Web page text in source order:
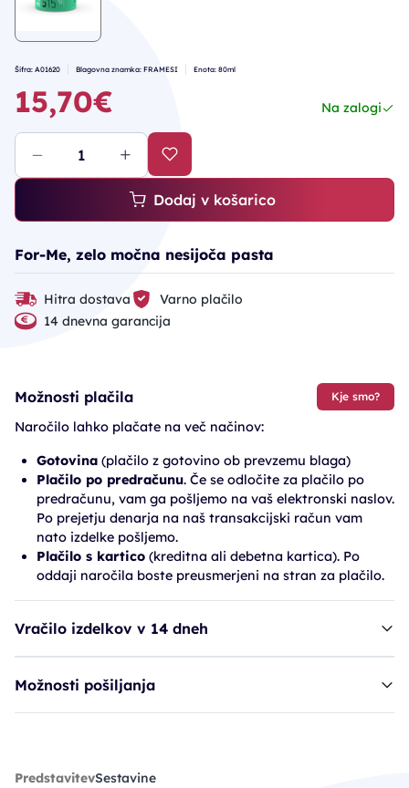
Šifra: A01620 Blagovna znamka: FRAMESI Enota: 80ml
15,70€ Na zalogi
Dodaj v košarico
For-Me, zelo močna nesijoča pasta
Hitra dostava
Varno plačilo
14 dnevna garancija
Možnosti plačila Kje smo?
Naročilo lahko plačate na več načinov:
Gotovina (plačilo z gotovino ob prevzemu blaga)
Plačilo po predračunu. Če se odločite za plačilo po
predračunu, vam ga pošljemo na vaš elektronski naslov.
Po prejetju denarja na naš transakcijski račun vam
nato izdelke pošljemo.
Plačilo s kartico (kreditna ali debetna kartica). Po
oddaji naročila boste preusmerjeni na stran za plačilo.
Vračilo izdelkov v 14 dneh
Možnosti pošiljanja
manipulator FRA 515 - Matt Me Str. Paste
PredstavitevSestavine